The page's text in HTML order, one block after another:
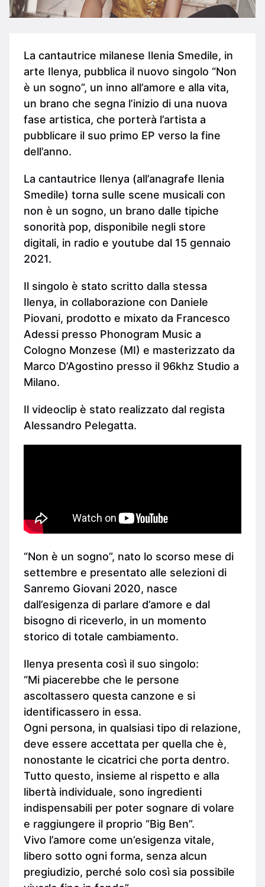
La cantautrice milanese Ilenia Smedile, in
arte Ilenya, pubblica il nuovo singolo “Non
è un sogno”, un inno all’amore e alla vita,
un brano che segna l’inizio di una nuova
fase artistica, che porterà l’artista a
pubblicare il suo primo EP verso la fine
dell’anno.
La cantautrice Ilenya (all’anagrafe Ilenia
Smedile) torna sulle scene musicali con
non è un sogno, un brano dalle tipiche
sonorità pop, disponibile negli store
digitali, in radio e youtube dal 15 gennaio
2021.
Il singolo è stato scritto dalla stessa
Ilenya, in collaborazione con Daniele
Piovani, prodotto e mixato da Francesco
Adessi presso Phonogram Music a
Cologno Monzese (MI) e masterizzato da
Marco D’Agostino presso il 96khz Studio a
Milano.
Il videoclip è stato realizzato dal regista
Alessandro Pelegatta.
“Non è un sogno”, nato lo scorso mese di
settembre e presentato alle selezioni di
Sanremo Giovani 2020, nasce
dall’esigenza di parlare d’amore e dal
bisogno di riceverlo, in un momento
storico di totale cambiamento.
Ilenya presenta così il suo singolo:
“Mi piacerebbe che le persone
ascoltassero questa canzone e si
identificassero in essa.
Ogni persona, in qualsiasi tipo di relazione,
deve essere accettata per quella che è,
nonostante le cicatrici che porta dentro.
Tutto questo, insieme al rispetto e alla
libertà individuale, sono ingredienti
indispensabili per poter sognare di volare
e raggiungere il proprio “Big Ben”.
Vivo l’amore come un’esigenza vitale,
libero sotto ogni forma, senza alcun
pregiudizio, perché solo così sia possibile